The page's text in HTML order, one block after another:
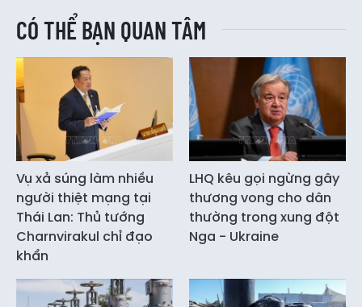
CÓ THỂ BẠN QUAN TÂM
Vụ xả súng làm nhiều
người thiệt mạng tại
Thái Lan: Thủ tướng
Charnvirakul chỉ đạo
khẩn
LHQ kêu gọi ngừng gây
thương vong cho dân
thường trong xung đột
Nga - Ukraine